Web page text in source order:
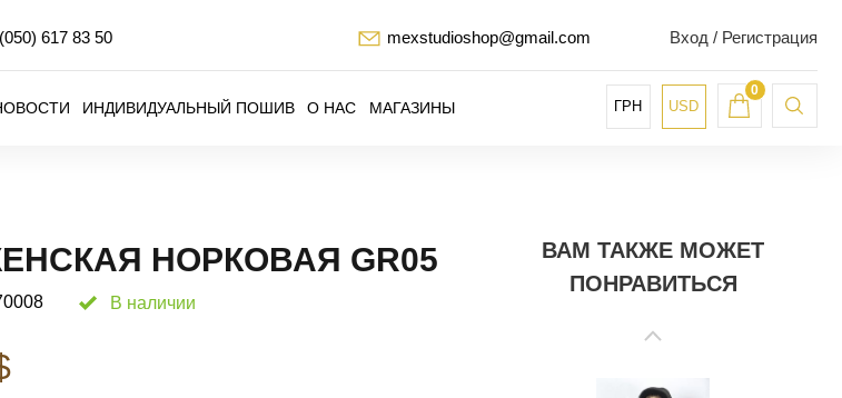
(050) 617 83 50 mexstudioshop@gmail.com Вход / Регистрация
ИНДИВИДУАЛЬНЫЙ ПОШИВ О НАС МАГАЗИНЫ ГРН USD
0
НОРКОВАЯ GR05
В наличии
ВАМ ТАКЖЕ МОЖЕТ
ПОНРАВИТЬСЯ